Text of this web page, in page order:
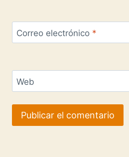
Correo electrónico *
Web